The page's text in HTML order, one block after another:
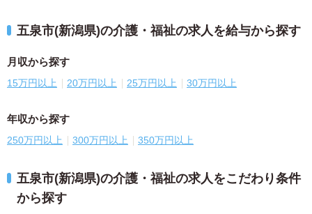
五泉市(新潟県)の介護・福祉の求人を給与から探す
月収から探す
15万円以上 20万円以上 25万円以上 30万円以上
年収から探す
250万円以上 300万円以上 350万円以上
五泉市(新潟県)の介護・福祉の求人をこだわり条件
から探す